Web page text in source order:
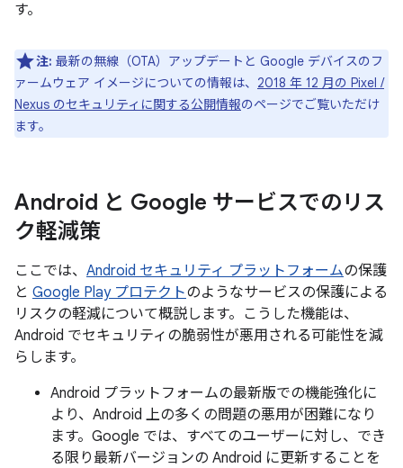
す。
注: 最新の無線（OTA）アップデートと Google デバイスのフ
ァームウェア イメージについての情報は、 2018 年 12 月の Pixel /
Nexus のセキュリティに関する公開情報のページでご覧いただけ
ます。
Android と Google サービスでのリス
ク軽減策
ここでは、 Android セキュリティ プラットフォームの保護
と Google Play プロテクトのようなサービスの保護による
リスクの軽減について概説します。こうした機能は、
Android でセキュリティの脆弱性が悪用される可能性を減
らします。
Android プラットフォームの最新版での機能強化に
より、Android 上の多くの問題の悪用が困難になり
ます。Google では、すべてのユーザーに対し、でき
る限り最新バージョンの Android に更新することを